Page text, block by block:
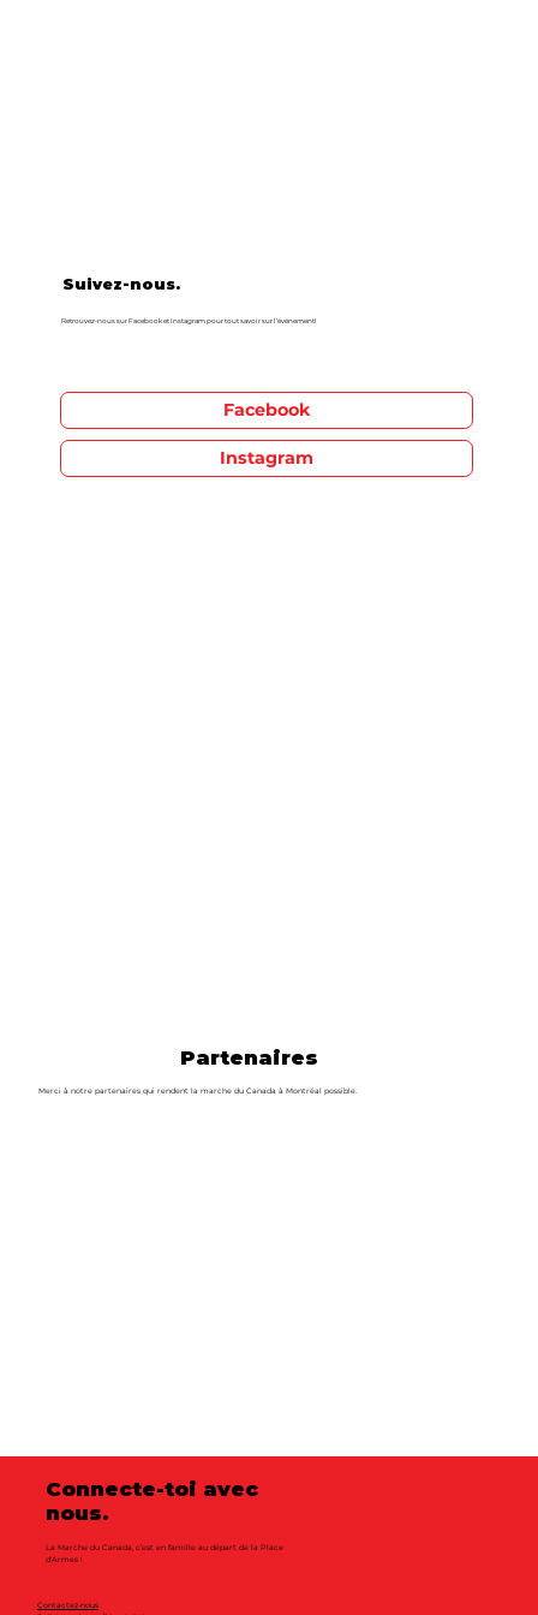
Suivez-nous.
Retrouvez-nous sur Facebook et Instagram pour tout savoir sur l’événement!
Facebook
Instagram
Partenaires
Merci à notre partenaires qui rendent la marche du Canada à Montréal possible.
Connecte-toi avec
nous.
La Marche du Canada, c’est en famille au départ de la Place
d'Armes !
Contactez-nous